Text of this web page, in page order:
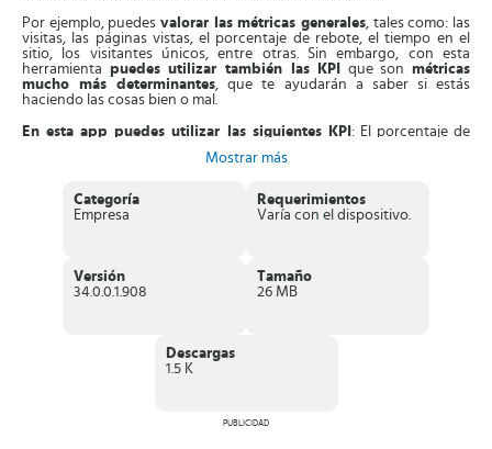
Por ejemplo, puedes valorar las métricas generales, tales como: las
visitas, las páginas vistas, el porcentaje de rebote, el tiempo en el
sitio, los visitantes únicos, entre otras. Sin embargo, con esta
herramienta puedes utilizar también las KPI que son métricas
mucho más determinantes, que te ayudarán a saber si estás
haciendo las cosas bien o mal.
En esta app puedes utilizar las siguientes KPI : El porcentaje de
porcentaje de rebote por dispositivo, las visitas recurrentes, tiempo
Adicionalmente, con esta app podrás crear embudos, gráficos
superpuestos
por segmentos de
Una de las funciones principales que te ofrece esta herramienta, es
te permite crear y personalizar una pantalla principal con
En resumen, tienes unsinfín de ideas que puedes utilizar como
Mostrar más
Categoría
Empresa
Requerimientos
Varía con el dispositivo.
Versión
34.0.0.1.908
Tamaño
26 MB
Descargas
1.5 K
PUBLICIDAD